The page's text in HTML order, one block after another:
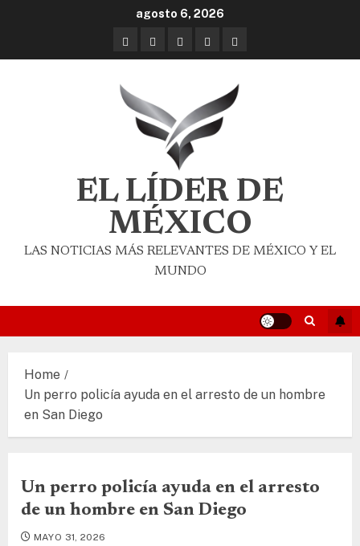
agosto 6, 2026
EL LÍDER DE
MÉXICO
LAS NOTICIAS MÁS RELEVANTES DE MÉXICO Y EL
MUNDO
Home
Un perro policía ayuda en el arresto de un hombre
en San Diego
Un perro policía ayuda en el arresto
de un hombre en San Diego
MAYO 31, 2026